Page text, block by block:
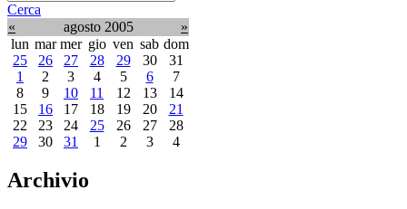
Cerca
«
agosto 2005
»
lun mar mer gio ven sab dom
25
26 27 28 29 30
31
1
2 3 4 5 6
7
8
9 10 11 12 13
14
15
16 17 18 19 20
21
22
23 24 25 26 27
28
29
30 31 1 2 3 4
Archivio